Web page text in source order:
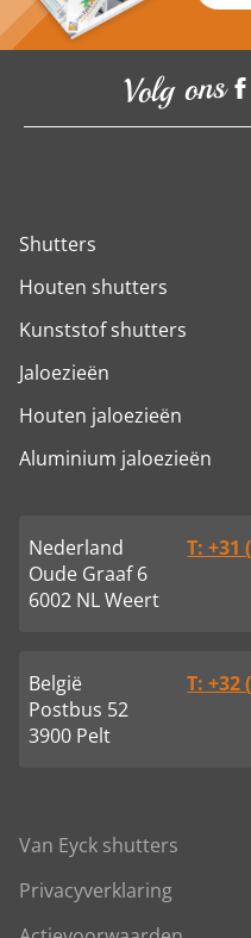
Volg ons
Shutters
Houten shutters
Kunststof shutters
Jaloezieën
Houten jaloezieën
Aluminium jaloezieën
Nederland
Oude Graaf 6
6002 NL Weert
T: +31
België
Postbus 52
3900 Pelt
T: +32
Van Eyck shutters
Privacyverklaring